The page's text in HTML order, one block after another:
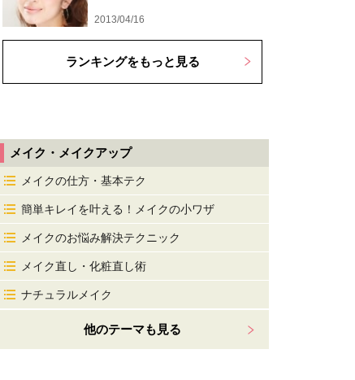
2013/04/16
ランキングをもっと見る
メイク・メイクアップ
メイクの仕方・基本テク
簡単キレイを叶える！メイクの小ワザ
メイクのお悩み解決テクニック
メイク直し・化粧直し術
ナチュラルメイク
他のテーマも見る